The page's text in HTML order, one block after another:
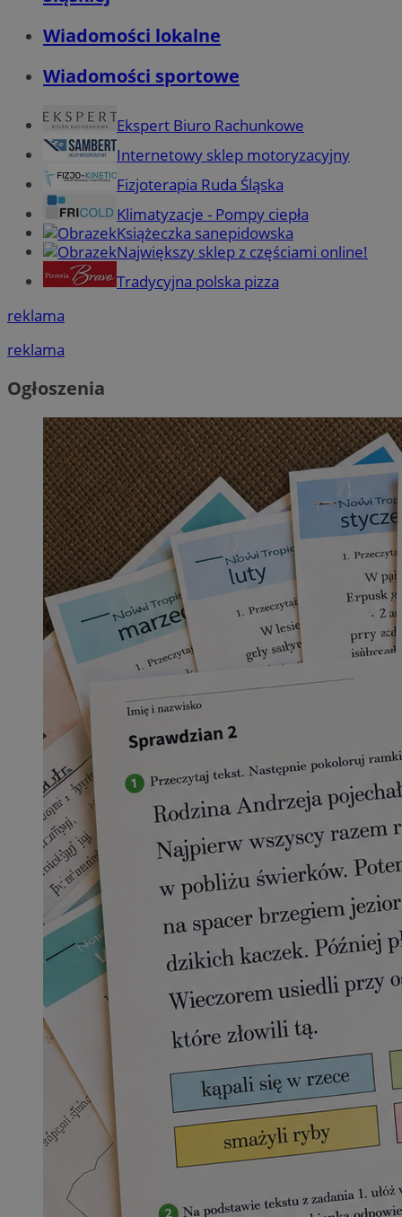
Wiadomości lokalne
Wiadomości sportowe
Ekspert Biuro Rachunkowe
Internetowy sklep motoryzacyjny
Fizjoterapia Ruda Śląska
Klimatyzacje - Pompy ciepła
Książeczka sanepidowska
Największy sklep z częściami online!
Tradycyjna polska pizza
reklama
reklama
Ogłoszenia